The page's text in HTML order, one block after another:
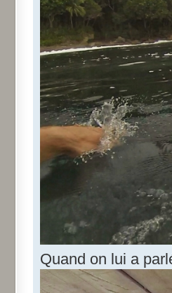
Quand on lui a